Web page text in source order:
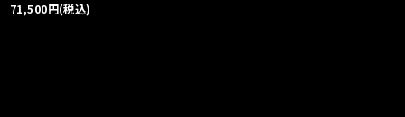
71,500円(税込)